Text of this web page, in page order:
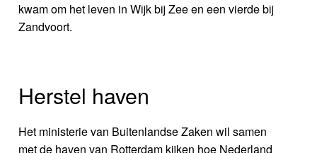
kwam om het leven in Wijk bij Zee en een vierde bij
Zandvoort.
Herstel haven
Het ministerie van Buitenlandse Zaken wil samen
met de haven van Rotterdam kijken hoe Nederland